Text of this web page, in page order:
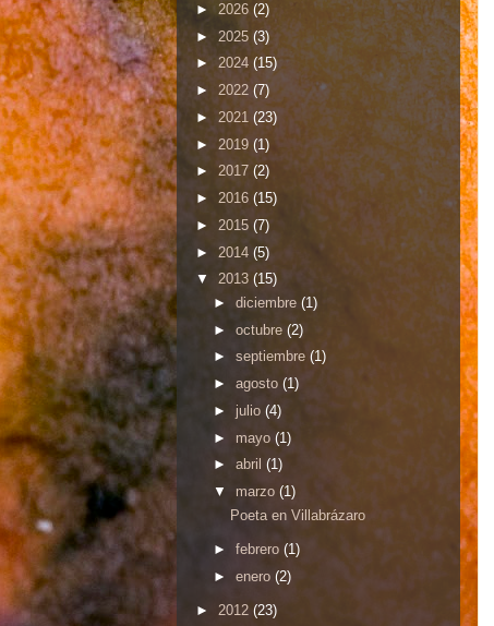
► 2026 (2)
► 2025 (3)
► 2024 (15)
► 2022 (7)
► 2021 (23)
► 2019 (1)
► 2017 (2)
► 2016 (15)
► 2015 (7)
► 2014 (5)
▼ 2013 (15)
► diciembre (1)
► octubre (2)
► septiembre (1)
► agosto (1)
► julio (4)
► mayo (1)
► abril (1)
▼ marzo (1)
Poeta en Villabrázaro
► febrero (1)
► enero (2)
► 2012 (23)